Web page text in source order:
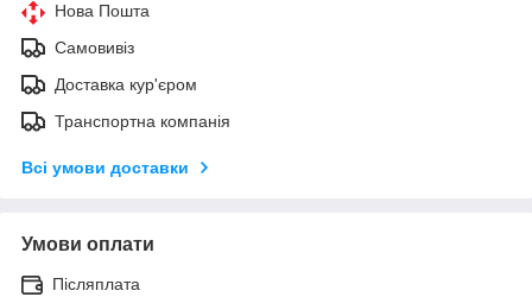
Нова Пошта
Самовивіз
Доставка кур'єром
Транспортна компанія
Всі умови доставки
Умови оплати
Післяплата